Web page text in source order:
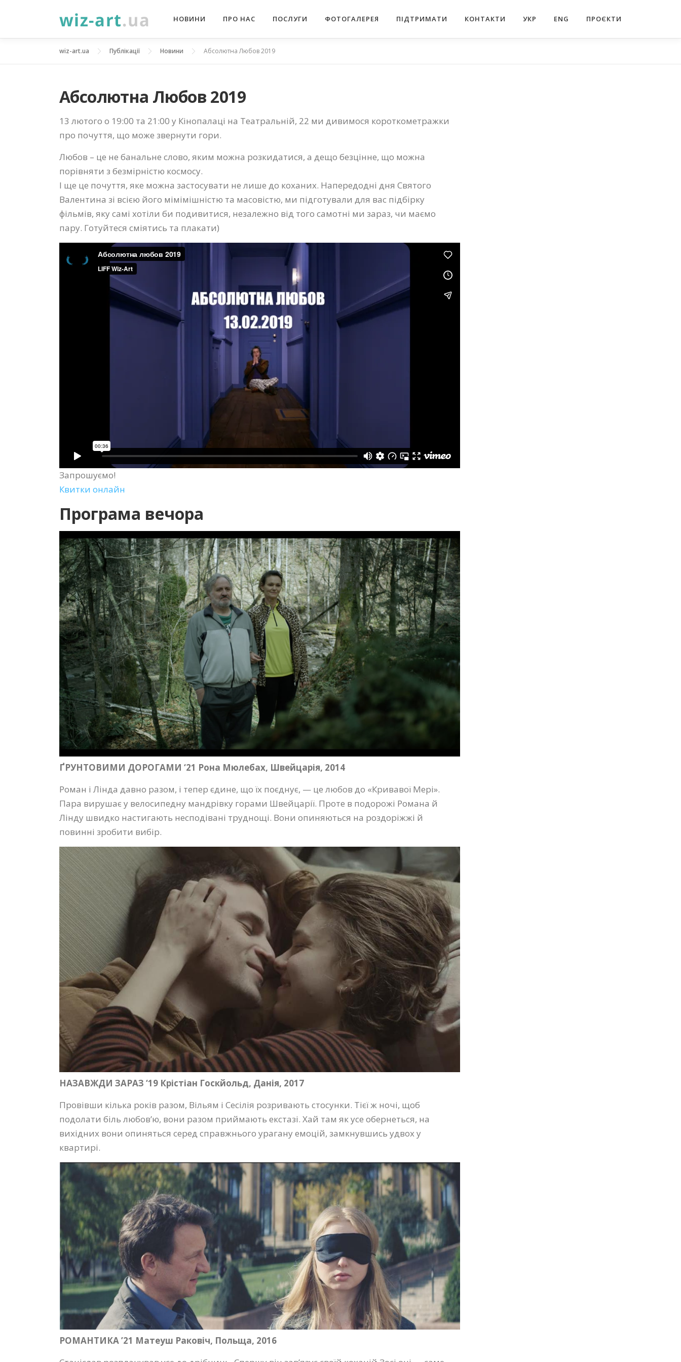
НОВИНИ ПРО НАС ПОСЛУГИ ФОТОГАЛЕРЕЯ ПІДТРИМАТИ КОНТАКТИ УКР ENG ПРОЄКТИ
wiz-art.ua Публікації Новини Абсолютна Любов 2019
Абсолютна Любов 2019
13 лютого о 19:00 та 21:00 у Кінопалаці на Театральній, 22 ми дивимося короткометражки
про почуття, що може звернути гори.
Любов – це не банальне слово, яким можна розкидатися, а дещо безцінне, що можна
порівняти з безмірністю космосу.
І ще це почуття, яке можна застосувати не лише до коханих. Напередодні дня Святого
Валентина зі всією його мімімішністю та масовістю, ми підготували для вас підбірку
фільмів, яку самі хотіли би подивитися, незалежно від того самотні ми зараз, чи маємо
пару. Готуйтеся сміятись та плакати)
Запрошуємо!
Квитки онлайн
Програма вечора
ҐРУНТОВИМИ ДОРОГАМИ ‘21 Рона Мюлебах, Швейцарія, 2014
Роман і Лінда давно разом, і тепер єдине, що їх поєднує, — це любов до «Кривавої Мері».
Пара вирушає у велосипедну мандрівку горами Швейцарії. Проте в подорожі Романа й
Лінду швидко настигають несподівані труднощі. Вони опиняються на роздоріжжі й
повинні зробити вибір.
НАЗАВЖДИ ЗАРАЗ ‘19 Крістіан Госкйольд, Данія, 2017
Провівши кілька років разом, Вільям і Сесілія розривають стосунки. Тієї ж ночі, щоб
подолати біль любов’ю, вони разом приймають екстазі. Хай там як усе обернеться, на
вихідних вони опиняться серед справжнього урагану емоцій, замкнувшись удвох у
квартирі.
РОМАНТИКА ’21 Матеуш Раковіч, Польща, 2016